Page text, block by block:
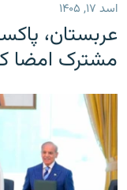
اسد ۱۷, ۱۴۰۵
عربستان،
مشترک امضا